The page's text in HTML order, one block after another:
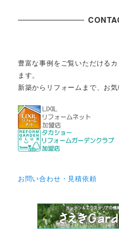
豊富な事例をご覧いただける
ます。
新築からリフォームまで、お気
お問い合わせ・見積依頼